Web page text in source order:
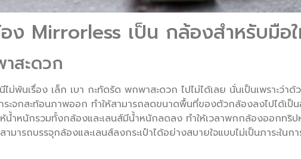
ง Mirrorless เป็น กล้องสำหรับมือ
สะดวก
พ้นเรื่อง เล็ก เบา กะทัดรัด พกพาสะดวก ไปไม่ได้เลย นั่นเป็นเพราะว่า
ะจกสะท้อนภาพออก ทำให้สามารถลดขนาดพื้นที่ของตัวกล้องลงไปได้เป็
ำหนักรวมทั้งกล้องและเลนส์มีน้ำหนักลดลง ทำให้เวลาพกกล้องออกทริป
มารถบรรจุกล้องและเลนส์ลงกระเป๋าได้อย่างสบายใจแบบไม่เป็นภาระในก